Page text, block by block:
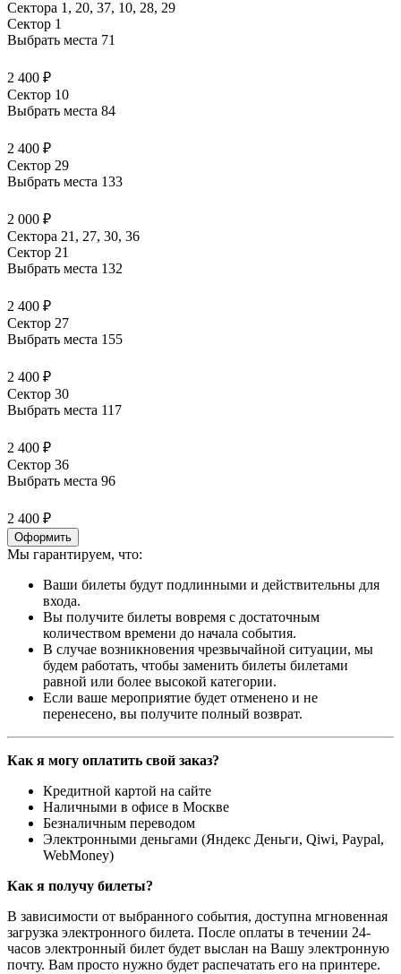
Сектора 1, 20, 37, 10, 28, 29
Сектор 1
Выбрать места 71
2 400 ₽
Сектор 10
Выбрать места 84
2 400 ₽
Сектор 29
Выбрать места 133
2 000 ₽
Сектора 21, 27, 30, 36
Сектор 21
Выбрать места 132
2 400 ₽
Сектор 27
Выбрать места 155
2 400 ₽
Сектор 30
Выбрать места 117
2 400 ₽
Сектор 36
Выбрать места 96
2 400 ₽
Оформить
Мы гарантируем, что:
Ваши билеты будут подлинными и действительны для
входа.
Вы получите билеты вовремя с достаточным
количеством времени до начала события.
В случае возникновения чрезвычайной ситуации, мы
будем работать, чтобы заменить билеты билетами
равной или более высокой категории.
Если ваше мероприятие будет отменено и не
перенесено, вы получите полный возврат.
Как я могу оплатить свой заказ?
Кредитной картой на сайте
Наличными в офисе в Москве
Безналичным переводом
Электронными деньгами (Яндекс Деньги, Qiwi, Paypal,
WebMoney)
Как я получу билеты?
В зависимости от выбранного события, доступна мгновенная
загрузка электронного билета. После оплаты в течении 24-
часов электронный билет будет выслан на Вашу электронную
почту. Вам просто нужно будет распечатать его на принтере.